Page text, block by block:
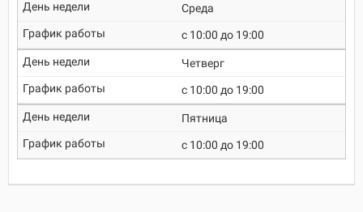
Среда
c 10:00 до 19:00
Четверг
c 10:00 до 19:00
Пятница
c 10:00 до 19:00